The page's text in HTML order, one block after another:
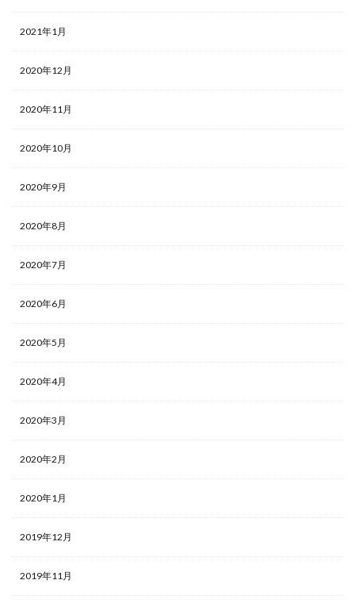
2021年1月
2020年12月
2020年11月
2020年10月
2020年9月
2020年8月
2020年7月
2020年6月
2020年5月
2020年4月
2020年3月
2020年2月
2020年1月
2019年12月
2019年11月